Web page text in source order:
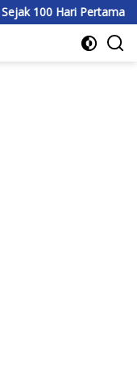
Bupati